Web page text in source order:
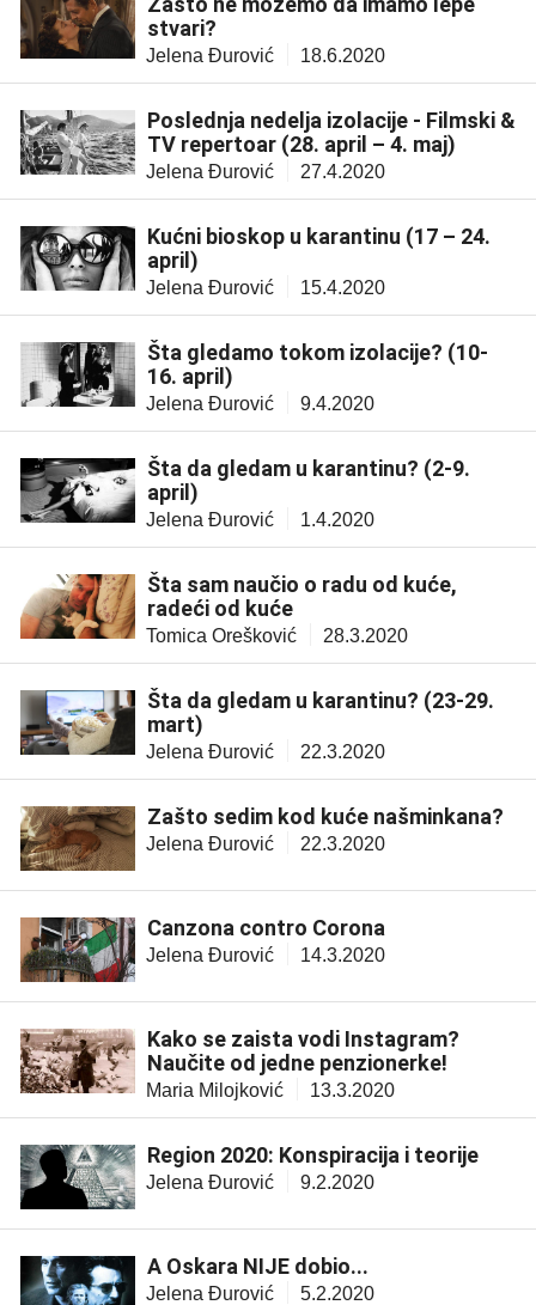
stvari?
Jelena Đurović 18.6.2020
Poslednja nedelja izolacije - Filmski &
TV repertoar (28. april – 4. maj)
Jelena Đurović 27.4.2020
Kućni bioskop u karantinu (17 – 24.
april)
Jelena Đurović 15.4.2020
Šta gledamo tokom izolacije? (10-
16. april)
Jelena Đurović 9.4.2020
Šta da gledam u karantinu? (2-9.
april)
Jelena Đurović 1.4.2020
Šta sam naučio o radu od kuće,
radeći od kuće
Tomica Orešković 28.3.2020
Šta da gledam u karantinu? (23-29.
mart)
Jelena Đurović 22.3.2020
Zašto sedim kod kuće našminkana?
Jelena Đurović 22.3.2020
Canzona contro Corona
Jelena Đurović 14.3.2020
Kako se zaista vodi Instagram?
Naučite od jedne penzionerke!
Maria Milojković 13.3.2020
Region 2020: Konspiracija i teorije
Jelena Đurović 9.2.2020
A Oskara NIJE dobio...
Jelena Đurović 5.2.2020